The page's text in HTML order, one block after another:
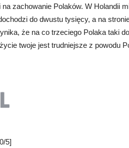
zachowanie Polaków. W Holandii
do dwustu tysięcy, a na
że na co trzeciego Polaka taki
twoje jest trudniejsze z powodu
5]